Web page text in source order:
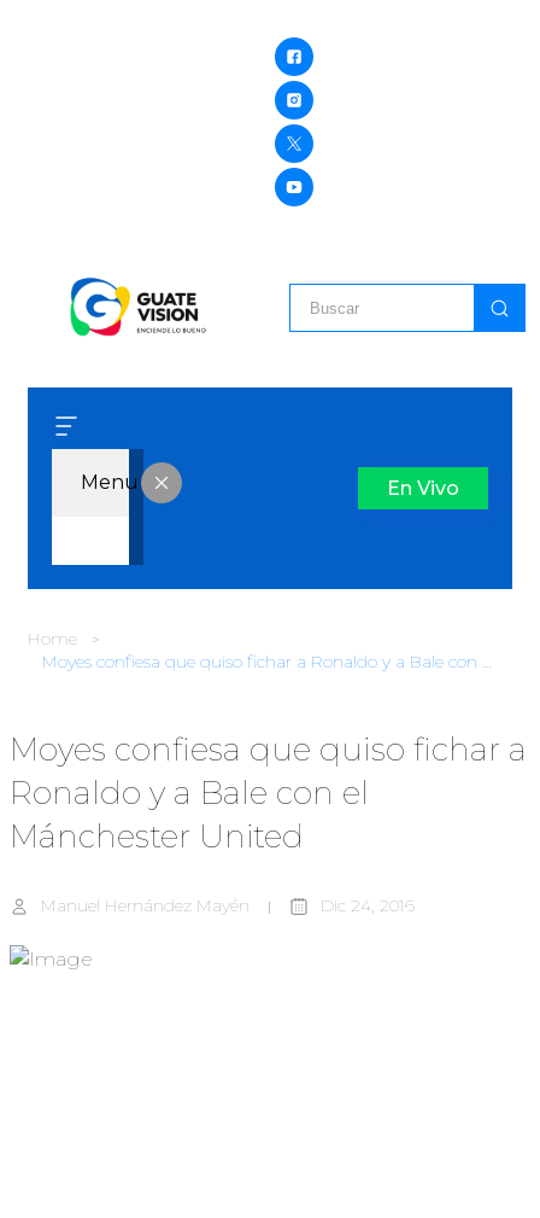
Menu En Vivo
Home
Moyes confiesa que quiso fichar a Ronaldo y a Bale con el Mánchester United
Moyes confiesa que quiso fichar a
Ronaldo y a Bale con el
Mánchester United
Manuel Hernández Mayén Dic 24, 2016